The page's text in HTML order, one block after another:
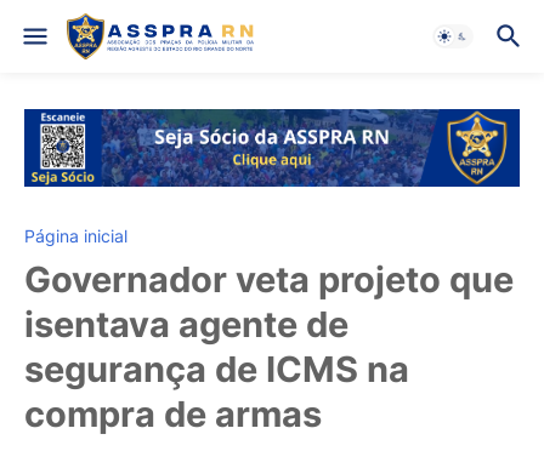
Página inicial
Governador veta projeto que
isentava agente de
segurança de ICMS na
compra de armas